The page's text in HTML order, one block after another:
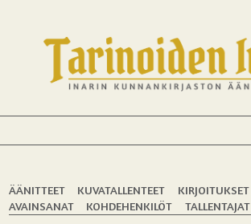
ÄÄNITTEET KUVATALLENTEET KIRJOITUKSET
AVAINSANAT
KOHDEHENKILÖT TALLENTAJAT